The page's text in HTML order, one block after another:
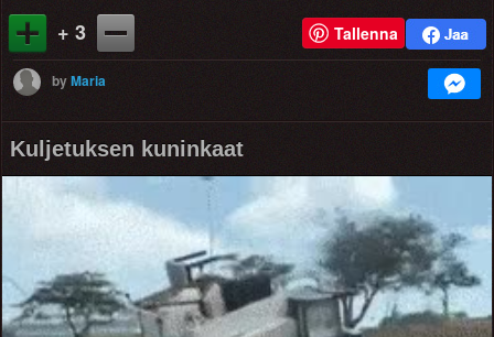
+ 3 Tallenna
byMaria
Kuljetuksen kuninkaat